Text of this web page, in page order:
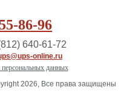
86-96
640-61-72
online.ru
данных
2026, Все права защищены